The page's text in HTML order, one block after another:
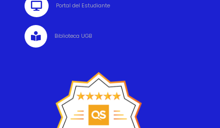
 Portal del Estudiante
 Biblioteca UGB